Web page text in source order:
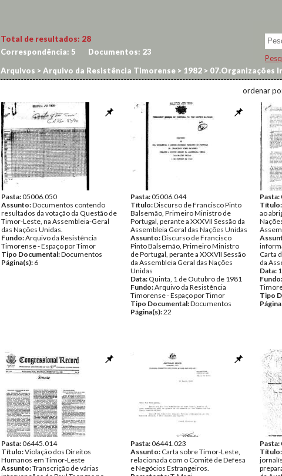
Total de resultados: 28
Correspondência: 5 Documentos: 23
Arquivos >Arquivo da Resistência Timorense > 1982 > 07.Organizações
ordenar
Pasta:05006.050
Assunto:Documentos contendo
resultados da votação da Questão de
Timor-Leste, na Assembleia-Geral
das Nações Unidas.
Fundo:Arquivo da Resistência
Timorense - Espaço por Timor
Tipo Documental:Documentos
Página(s): 6
Pasta:05006.044
Título:Discurso de Francisco Pinto
Balsemão, Primeiro Ministro de
Portugal, perante a XXXVII Sessão da
Assembleia Geral das Nações Unidas
Assunto:Discurso de Francisco
Pinto Balsemão, Primeiro Ministro
de Portugal, perante a XXXVII Sessão
da Assembleia Geral das Nações
Unidas
Data: Quinta, 1 de Outubro de 1981
Fundo:Arquivo da Resistência
Timorense - Espaço por Timor
Tipo Documental:Documentos
Página(s):22
Pasta:
Título:
ao
Carta
da
Data:
Fundo:
Tipo
Pasta:06445.014
Título:Violação dos Direitos
Humanos em Timor-Leste
Assunto:Transcrição de várias
Pasta:06441.023
Assunto: Carta sobre Timor-Leste,
relacionada com o Comité de Defesa
e Negócios Estrangeiros.
Pasta:
Título: